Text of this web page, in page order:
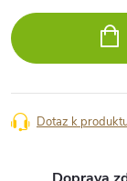
cena:
Dotaz k